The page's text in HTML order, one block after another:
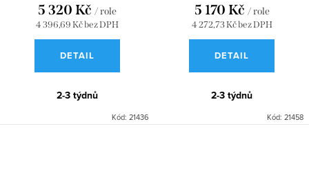
4 396,69 Kč bez DPH
5 320 Kč / role
DETAIL
2-3 týdnů
Kód: 21436
4 272,73 Kč bez DPH
5 170 Kč / role
DETAIL
2-3 týdnů
Kód: 21458